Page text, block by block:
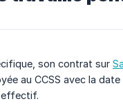
son contrat sur
au CCSS avec la
effectif.